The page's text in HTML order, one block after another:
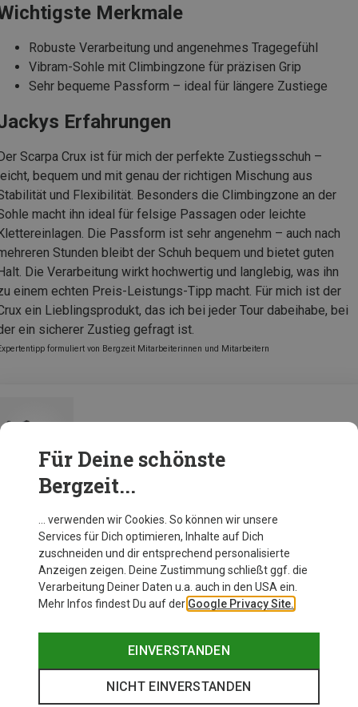
Merkmale
Robuste Verarbeitung und angenehmes Tragegefühl
Vibram-Sohle mit Climbingzone für präzisen Grip
Sehr bequeme Passform – ideal für längere Zustiege
Erfahrungen
Scarpa Crux ist für mich der perfekte Zustiegsschuh –
bequem und mit genau der richtigen Mischung aus
und Flexibilität. Besonders die Climbingzone an der
macht ihn ideal für felsige Passagen oder leichte
Die Passform ist sehr angenehm – auch nach
Stunden bleibt der Schuh bequem und bietet guten
Die Verarbeitung wirkt hochwertig und langlebig, was ihn
einem echten Preis-Leistungs-Tipp macht. Für mich ist der
ein Lieblingsprodukt, das ich bei jeder Tour dabeihabe, bei
ein sicherer Zustieg gefragt ist.
formuliert von Bergzeit Mitarbeiterinnen und Mitarbeitern
Zur Produktseite
Für Deine schönste
Bergzeit...
… verwenden wir Cookies. So können wir unsere
Services für Dich optimieren, Inhalte auf Dich
zuschneiden und dir entsprechend personalisierte
Anzeigen zeigen. Deine Zustimmung schließt ggf. die
Verarbeitung Deiner Daten u.a. auch in den USA ein.
Mehr Infos findest Du auf der Google Privacy Site.
EINVERSTANDEN
NICHT EINVERSTANDEN